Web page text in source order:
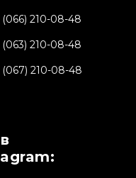
(066) 210-08-48
(063) 210-08-48
(067) 210-08-48